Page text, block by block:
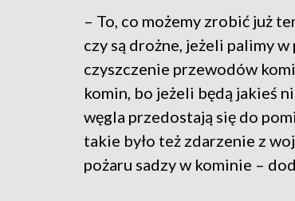
– To, co możemy zrobić już
czy są drożne, jeżeli palimy
czyszczenie przewodów
komin, bo jeżeli będą jakieś
węgla przedostają się do
takie było też zdarzenie z
pożaru sadzy w kominie –